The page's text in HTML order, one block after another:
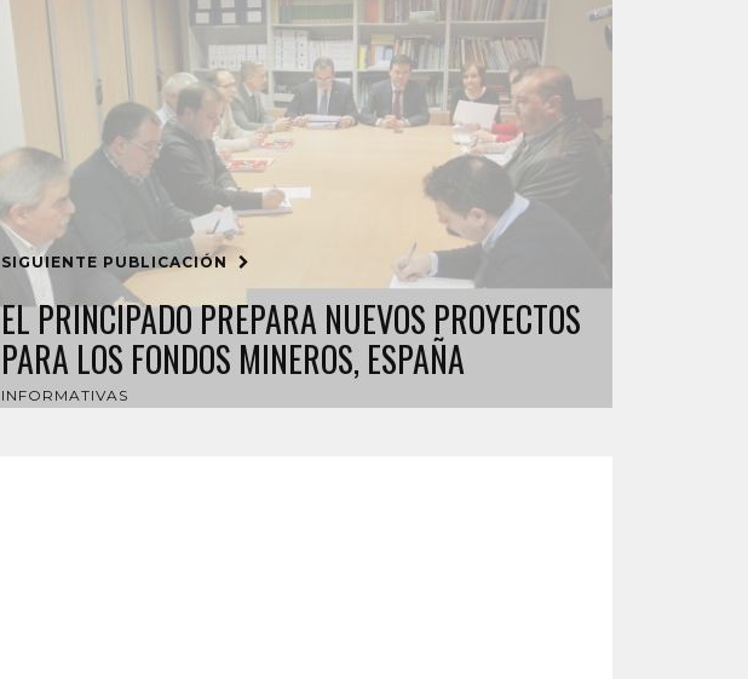
SIGUIENTE PUBLICACIÓN
EL PRINCIPADO PREPARA NUEVOS PROYECTOS
PARA LOS FONDOS MINEROS, ESPAÑA
INFORMATIVAS